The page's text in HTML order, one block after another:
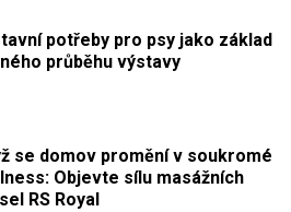
potřeby pro psy jako základ
průběhu výstavy
se domov promění v soukromé
Objevte sílu masážních
RS Royal